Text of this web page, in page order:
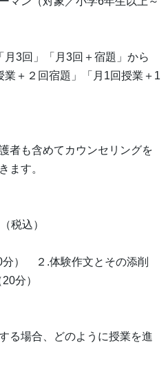
3回」「月3回＋宿題」から
＋２回宿題」「月1回授業＋1
者も含めてカウンセリングを
ます。
税込）
） ２.体験作文とその添削
分）
る場合、どのように授業を進